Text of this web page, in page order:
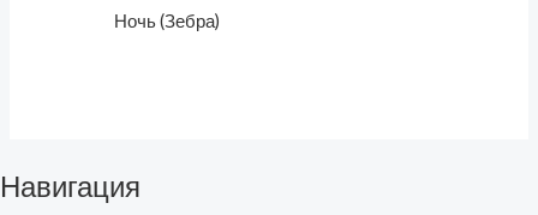
Ночь (Зебра)
Навигация